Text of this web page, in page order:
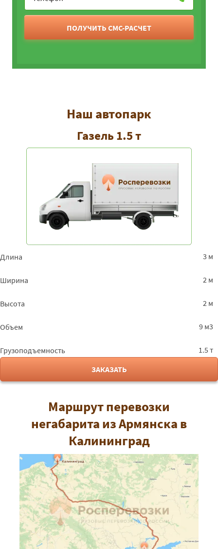
ПОЛУЧИТЬ СМС-РАСЧЕТ
Наш автопарк
Газель 1.5 т
Длина 3 м
Ширина 2 м
Высота 2 м
Объем 9 м3
Грузоподъемность
1.5 т
ЗАКАЗАТЬ
Маршрут перевозки
негабарита из Армянска в
Калининград